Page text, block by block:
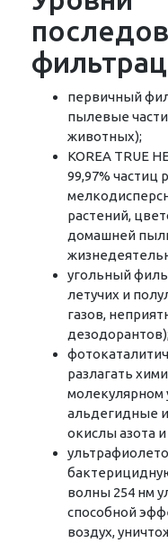
первичный
пылевые
животных);
KOREA TRUE
99,97% частиц
растений,
домашней
угольный
летучих и
газов,
разлагать
молекулярном
альдегидные
окислы азота
волны 254 нм
способной
воздух,